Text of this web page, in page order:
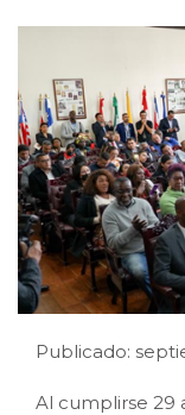
Publicado:
Al cumplirse 29